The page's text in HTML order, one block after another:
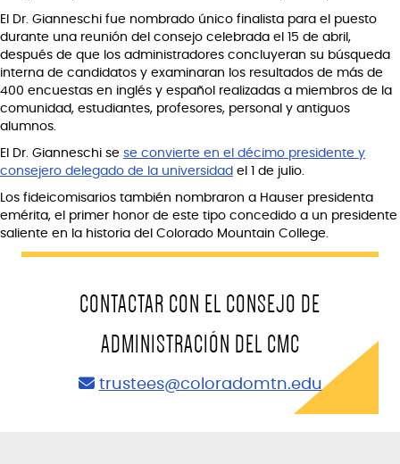
El Dr. Gianneschi fue nombrado único finalista para el puesto
durante una reunión del consejo celebrada el 15 de abril,
después de que los administradores concluyeran su búsqueda
interna de candidatos y examinaran los resultados de más de
400 encuestas en inglés y español realizadas a miembros de la
comunidad, estudiantes, profesores, personal y antiguos
alumnos.
El Dr. Gianneschi se se convierte en el décimo presidente y
consejero delegado de la universidad el 1 de julio.
Los fideicomisarios también nombraron a Hauser presidenta
emérita, el primer honor de este tipo concedido a un presidente
saliente en la historia del Colorado Mountain College.
CONTACTAR CON EL CONSEJO DE
ADMINISTRACIÓN DEL CMC
trustees@coloradomtn.edu